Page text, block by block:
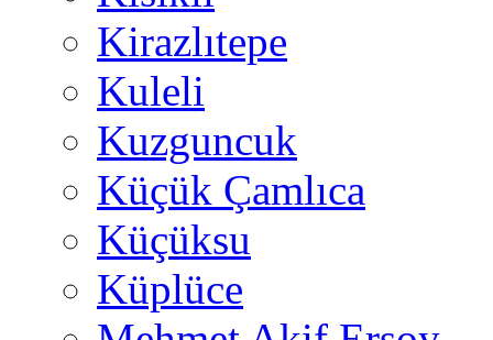
Kirazlıtepe
Kuleli
Kuzguncuk
Küçük Çamlıca
Küçüksu
Küplüce